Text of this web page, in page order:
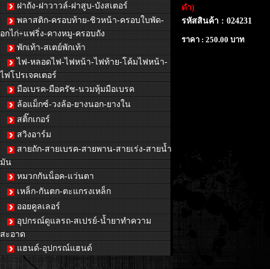
ฝาถัง-ฝาวาวล์-ฝาสูบ-บังสเตอร์
พลาสติก-ครอบท้าย-ชิวหน้า-ครอบใบพัด-
อกไก่+แฟริ่ง-คางหมู-ครอบถัง
พักเท้า-สเตย์พักเท้า
ไฟ-หลอดไฟ-ไฟหน้า-ไฟท้าย-โค้มไฟหน้า-
ไฟโปรเจคเตอร์
มือเบรค-มือครัช-นวมหุ้มมือเบรค
ล้อแม็กซ์-วงล้อ-ยางนอก-ยางใน
สติ๊กเกอร์
สวิงอาร์ม
สายถัก-สายเบรค-สายพาน-สายเร่ง-สายน้ำ
มัน
หมวกกันน็อค-แว่นตา
เหล็ก-กันตก-ตะแกรงเหล็ก
ออยคูลเลอร์
อุปกรณ์ดูแลรถ-สเปรย์-น้ำยาทำความ
สะอาด
แฮนด์-อุปกรณ์แฮนด์
ดำ)
รหัสสินค้า : 024231
ราคา : 250.00 บาท